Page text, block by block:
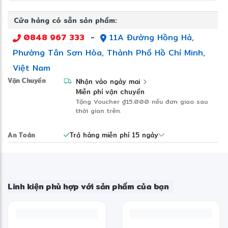
SSD 512GB PCIe NVMe:
Màn hình 14 inch FHD+:Hiển thị sắc nét với
không gian làm việc rộng rãi.
Thiết kế mỏng nhẹ:Dễ dàng mang theo khi học
tập và làm việc.
tính năng AI mới nhất.
Cửa hàng có sẵn sản phẩm:
0848 967 333 -
11A Đường Hồng Hà,
Phường Tân Sơn Hòa, Thành Phố Hồ Chí Minh,
Việt Nam
Vận Chuyển
Nhận vào ngày mai
Miễn phí vận chuyển
Tặng Voucher ₫15.000 nếu đơn giao sau
thời gian trên.
An Toàn Trả hàng miễn phí 15 ngày
Linh kiện phù hợp với sản phẩm của bạn